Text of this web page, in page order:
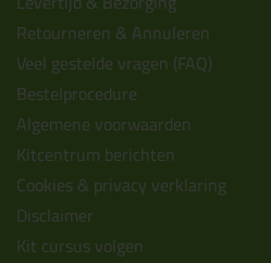
Retourneren & Annuleren
Veel gestelde vragen (FAQ)
Bestelprocedure
Algemene voorwaarden
Kitcentrum berichten
Cookies & privacy verklaring
Disclaimer
Kit cursus volgen